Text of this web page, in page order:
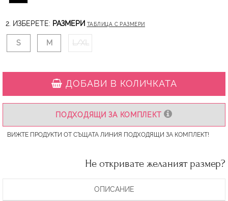
2. ИЗБЕРЕТЕ: РАЗМЕРИ ТАБЛИЦА С РАЗМЕРИ
S M L/XL
ДОБАВИ В КОЛИЧКАТА
ПОДХОДЯЩИ ЗА КОМПЛЕКТ
ВИЖТЕ ПРОДУКТИ ОТ СЪЩАТА ЛИНИЯ ПОДХОДЯЩИ ЗА КОМПЛЕКТ!
Не откривате желаният размер?
ОПИСАНИЕ